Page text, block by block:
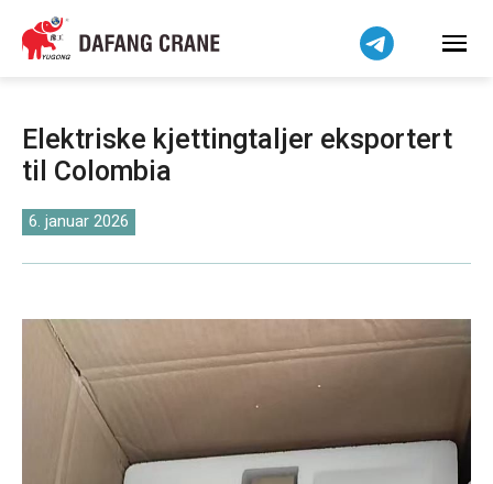
Elektriske kjettingtaljer eksportert
til Colombia
6. januar 2026
हिन्दी
Bahasa Indonesia
简体中文
বাংলা
فارسی
Pilipino
Українська
Čeština
Беларуская мова
Kiswahili